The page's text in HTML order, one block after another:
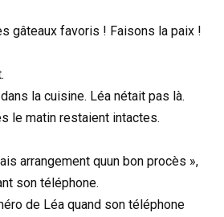
gâteaux favoris ! Faisons la paix !
la cuisine. Léa nétait pas là.
le matin restaient intactes.
arrangement quun bon procès »,
son téléphone.
de Léa quand son téléphone